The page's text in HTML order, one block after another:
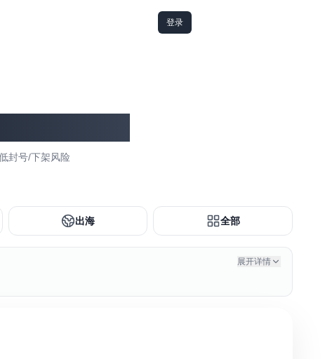
登录
封号/下架风险
出海 全部
展开详情